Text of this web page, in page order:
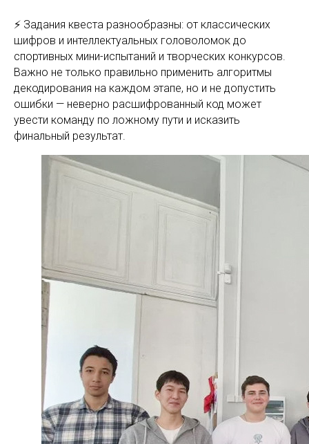
⚡ Задания квеста разнообразны: от классических
шифров и интеллектуальных головоломок до
спортивных мини-испытаний и творческих конкурсов.
Важно не только правильно применить алгоритмы
декодирования на каждом этапе, но и не допустить
ошибки — неверно расшифрованный код может
увести команду по ложному пути и исказить
финальный результат.